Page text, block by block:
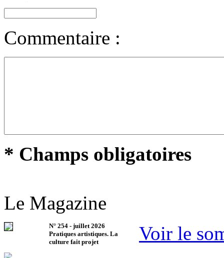
Commentaire :
* Champs obligatoires
Le Magazine
N° 254 - juillet 2026
Pratiques artistiques. La
culture fait projet
Voir le